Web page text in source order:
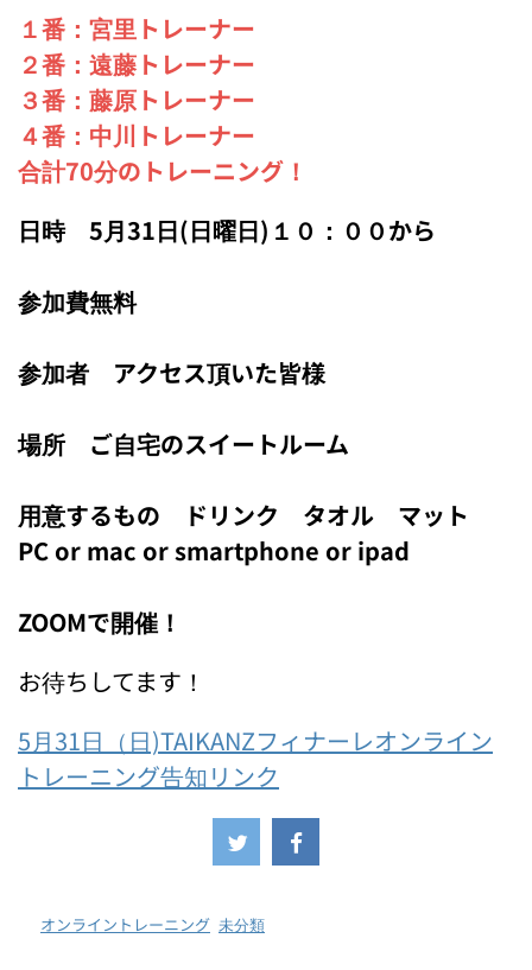
１番：宮里トレーナー
２番：遠藤トレーナー
３番：藤原トレーナー
４番：中川トレーナー
合計70分のトレーニング！
日時 5月31日(日曜日)１０：００から
参加費無料
参加者 アクセス頂いた皆様
場所 ご自宅のスイートルーム
用意するもの ドリンク タオル マット
PC or mac or smartphone or ipad
ZOOMで開催！
お待ちしてます！
5月31日（日)TAIKANZフィナーレオンライン
トレーニング告知リンク
オンライントレーニング 未分類